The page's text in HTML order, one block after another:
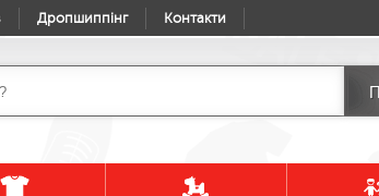
Дропшиппінг Контакти